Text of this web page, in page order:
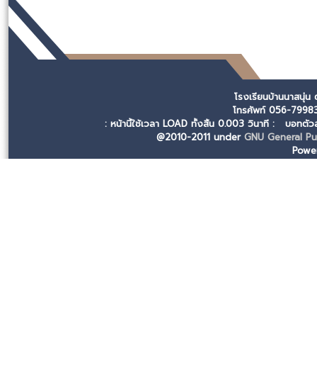
โรงเรียนบ้านนาสนุ่
โทรศัพท์ 056-
: หน้านี้ใช้เวลา LOAD ทั้งสิ้น 0.003 วินาที : บอทตัว
@2010-2011 under GNU General